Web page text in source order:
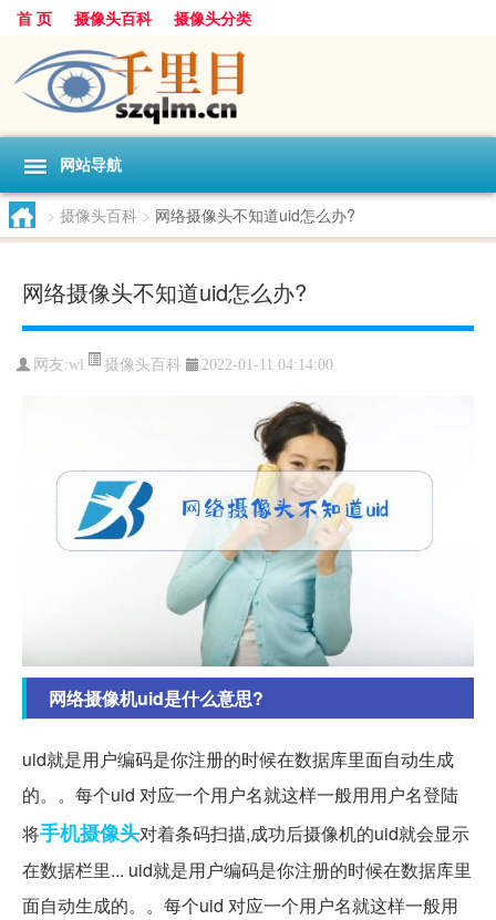
首 页 摄像头百科 摄像头分类
网站导航
> 摄像头百科 > 网络摄像头不知道uid怎么办?
网络摄像头不知道uid怎么办?
网友:wl 摄像头百科 2022-01-11 04:14:00
网络摄像机uid是什么意思?
uid就是用户编码是你注册的时候在数据库里面自动生成
的。。每个uid 对应一个用户名就这样一般用用户名登陆
将手机摄像头对着条码扫描,成功后摄像机的uid就会显示
在数据栏里... uid就是用户编码是你注册的时候在数据库里
面自动生成的。。每个uid 对应一个用户名就这样一般用